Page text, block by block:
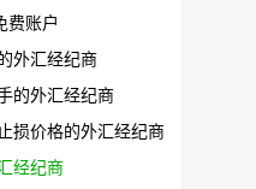
费账户
外汇经纪商
的外汇经纪商
损价格的外汇经纪商
经纪商